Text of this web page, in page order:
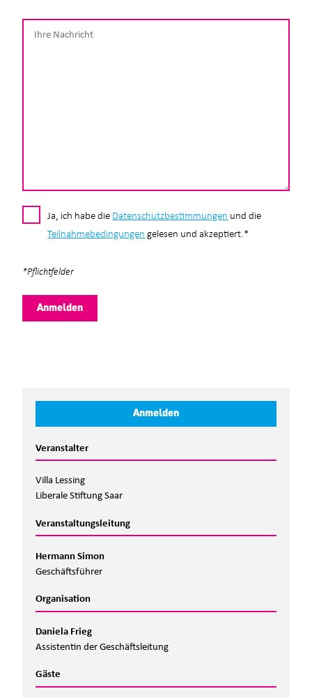
Ja, ich habe die Datenschutzbestimmungen und die
Teilnahmebedingungen gelesen und akzeptiert.*
*Pflichtfelder
Anmelden
Veranstalter
Villa Lessing
Liberale Stiftung Saar
Veranstaltungsleitung
Hermann Simon
Geschäftsführer
Organisation
Daniela Frieg
Assistentin der Geschäftsleitung
Gäste